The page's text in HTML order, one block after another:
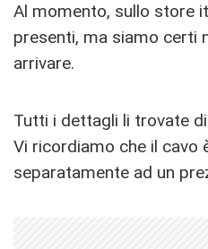
Al momento, sullo store
presenti, ma siamo certi
arrivare.
Tutti i dettagli li trovate
Vi ricordiamo che il cavo
separatamente ad un